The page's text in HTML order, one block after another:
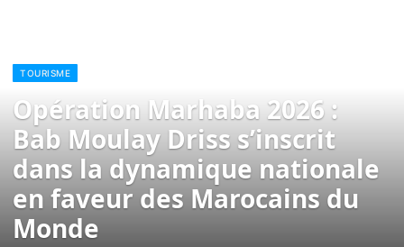
TOURISME
Opération Marhaba 2026 :
Bab Moulay Driss s’inscrit
dans la dynamique nationale
en faveur des Marocains du
Monde